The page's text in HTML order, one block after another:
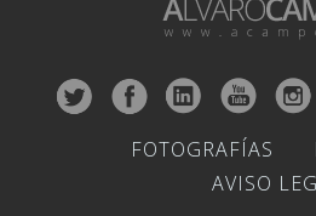
FOTOGRAFÍAS
AVISO